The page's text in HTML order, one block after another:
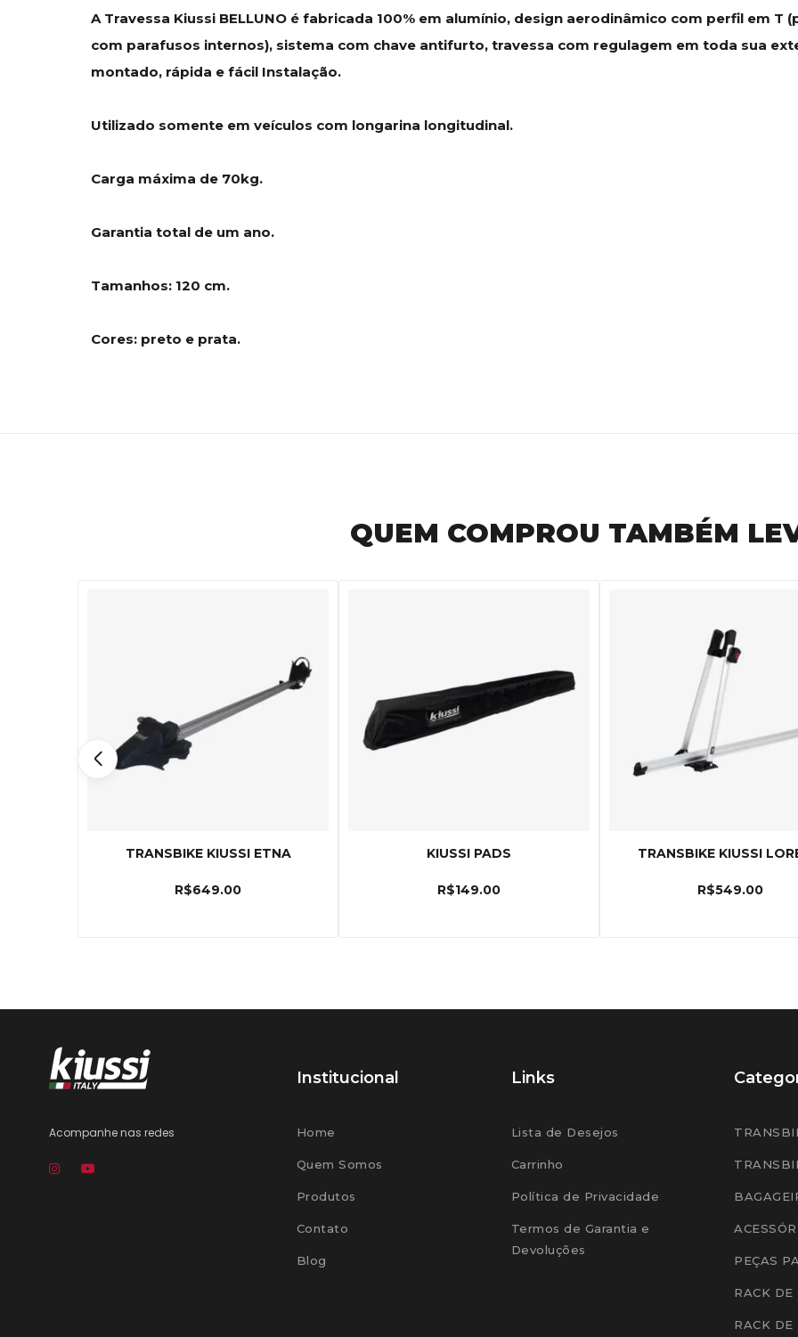
A Travessa Kiussi BELLUNO é fabricada 100% em alumínio, design aerodinâmico com perfil em
com parafusos internos), sistema com chave antifurto, travessa com regulagem em toda sua
montado, rápida e fácil Instalação.
Utilizado somente em veículos com longarina longitudinal.
Carga máxima de 70kg.
Garantia total de um ano.
Tamanhos: 120 cm.
Cores: preto e prata.
QUEM COMPROU TAMBÉM
TRANSBIKE KIUSSI ETNA
R$649.00
KIUSSI PADS
R$149.00
TRANSBIKE KIUSSI
R$549.00
Acompanhe nas redes
Institucional
Home
Quem Somos
Produtos
Contato
Blog
Links
Lista de Desejos
Carrinho
Política de Privacidade
Termos de Garantia e
Devoluções
PEÇAS
RACK DE
RACK DE